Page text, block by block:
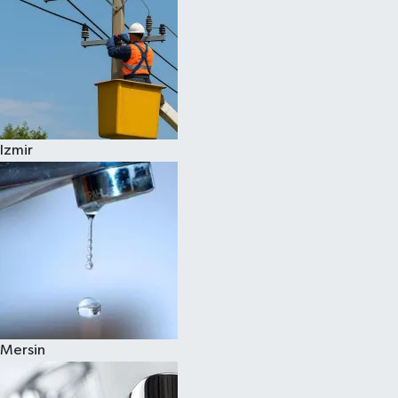
Izmir
Mersin